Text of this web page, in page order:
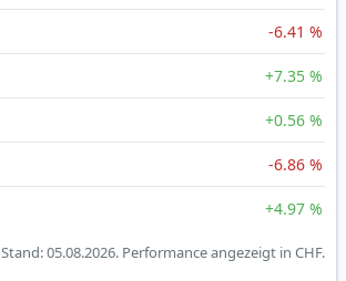
-6.41 %
+7.35 %
+0.56 %
-6.86 %
+4.97 %
Stand: 05.08.2026. Performance angezeigt in CHF.